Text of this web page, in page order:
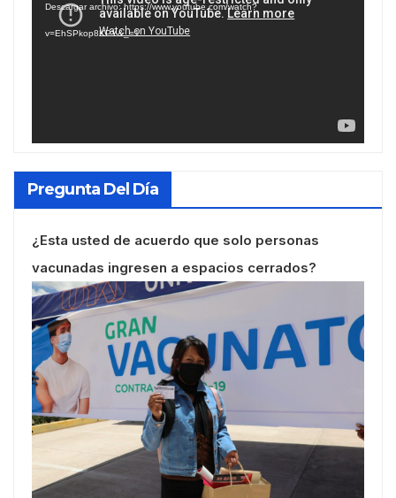
vídeo
Descargar archivo: https://www.youtube.com/watch?
v=EhSPkop8KPY&_=1
Pregunta Del Día
¿Esta usted de acuerdo que solo personas
vacunadas ingresen a espacios cerrados?